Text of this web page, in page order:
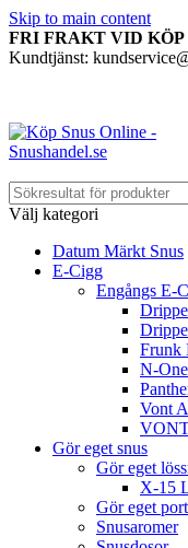
Skip to main content
FRI FRAKT VID KÖP
Kundtjänst:
Välj kategori
Datum Märkt Snus
E-Cigg
Engångs E-
Frunk
N-
Vont
VONT
Gör eget snus
Gör eget
X-15
Gör eget
Snusaromer